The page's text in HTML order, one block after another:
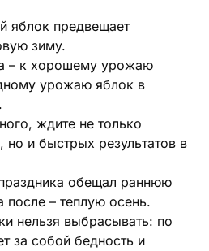
яблок предвещает
зиму.
– к хорошему урожаю
урожаю яблок в
ждите не только
но и быстрых результатов в
обещал раннюю
– теплую осень.
нельзя выбрасывать: по
за собой бедность и